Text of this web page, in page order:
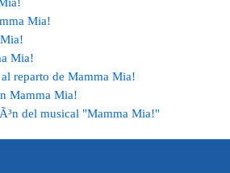
Mia!
Mia!
reparto de Mamma Mia!
Mamma Mia!
del musical "Mamma Mia!"